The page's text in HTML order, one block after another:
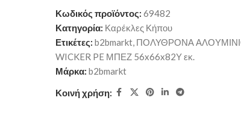
Κωδικός προϊόντος: 69482
Κατηγορία: Καρέκλες Κήπου
Ετικέτες: b2bmarkt, ΠΟΛΥΘΡΟΝΑ
WICKER PE ΜΠΕΖ 56x66x82Υ εκ.
Μάρκα: b2bmarkt
Κοινή χρήση: